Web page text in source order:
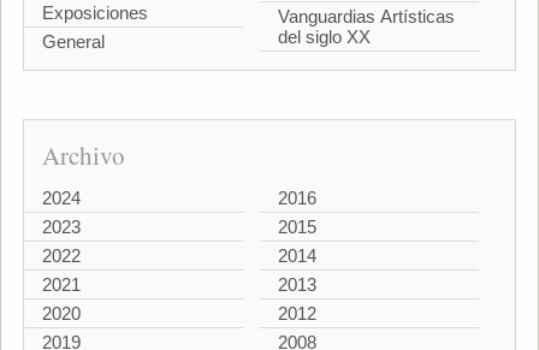
Exposiciones
General
Vanguardias Artísticas
del siglo XX
Archivo
2024
2023
2022
2021
2020
2019
2016
2015
2014
2013
2012
2008